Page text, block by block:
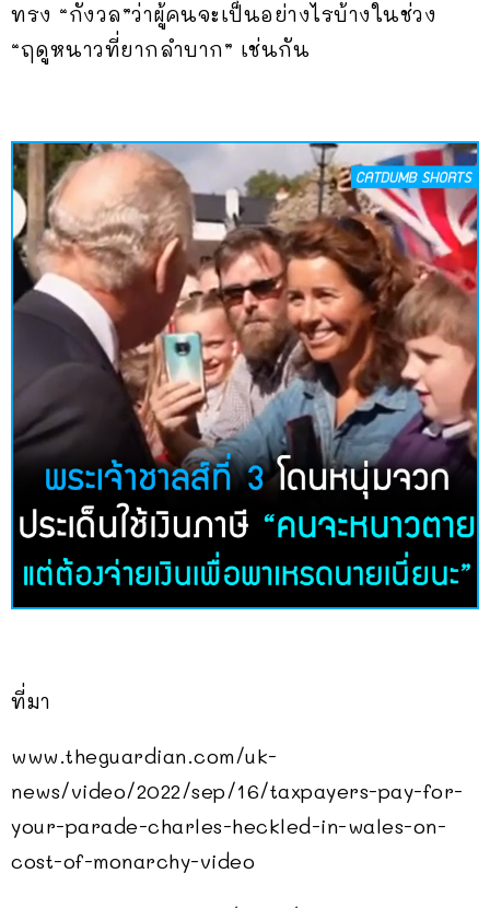
ทรง “กังวล”ว่าผู้คนจะเป็นอย่างไรบ้างในช่วง
“ฤดูหนาวที่ยากลำบาก” เช่นกัน
ที่มา
www.theguardian.com/uk-
news/video/2022/sep/16/taxpayers-pay-for-
your-parade-charles-heckled-in-wales-on-
cost-of-monarchy-video